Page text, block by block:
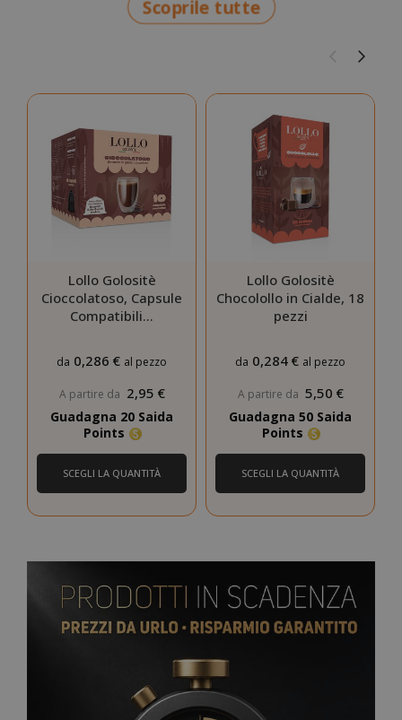
Scoprile tutte
Lollo Golositè
Cioccolatoso, Capsule
Compatibili…
da 0,286 € al pezzo
A partire da 2,95 €
Guadagna 20 Saida
Points
SCEGLI LA QUANTITÀ
Lollo Golositè
Chocolollo in Cialde, 18
pezzi
da 0,284 € al pezzo
A partire da 5,50 €
Guadagna 50 Saida
Points
SCEGLI LA QUANTITÀ